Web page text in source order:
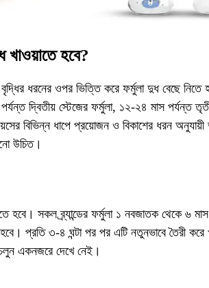
খাওয়াতে হবে?
বৃদ্ধির ধরনের ওপর ভিত্তি করে ফর্মুলা দুধ বেছে
দ্বিতীয় স্টেজের ফর্মুলা, ১২-২৪ মাস পর্যন্ত
বিভিন্ন ধাপে প্রয়োজন ও বিকাশের ধরন
উচিত।
হবে। সকল ব্র্যান্ডের ফর্মুলা ১ নবজাতক থেকে ৬
প্রতি ৩-৪ ঘন্টা পর পর এটি নতুনভাবে তৈরী করে
একনজরে দেখে নেই।